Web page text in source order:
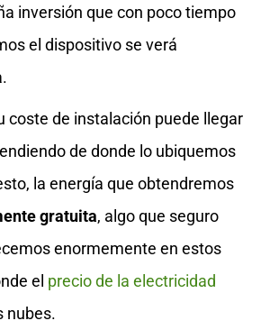
inversión que con poco tiempo
el dispositivo se verá
coste de instalación puede llegar
de donde lo ubiquemos
la energía que obtendremos
gratuita, algo que seguro
enormemente en estos
el precio de la electricidad
nubes.